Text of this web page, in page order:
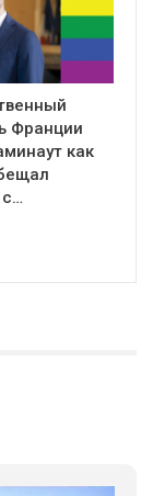
Франции
как